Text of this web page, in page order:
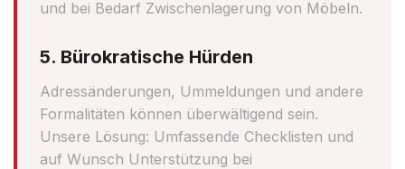
und bei Bedarf Zwischenlagerung von Möbeln.
5. Bürokratische Hürden
Adressänderungen, Ummeldungen und andere
Formalitäten können überwältigend sein.
Unsere Lösung: Umfassende Checklisten und
auf Wunsch Unterstützung bei